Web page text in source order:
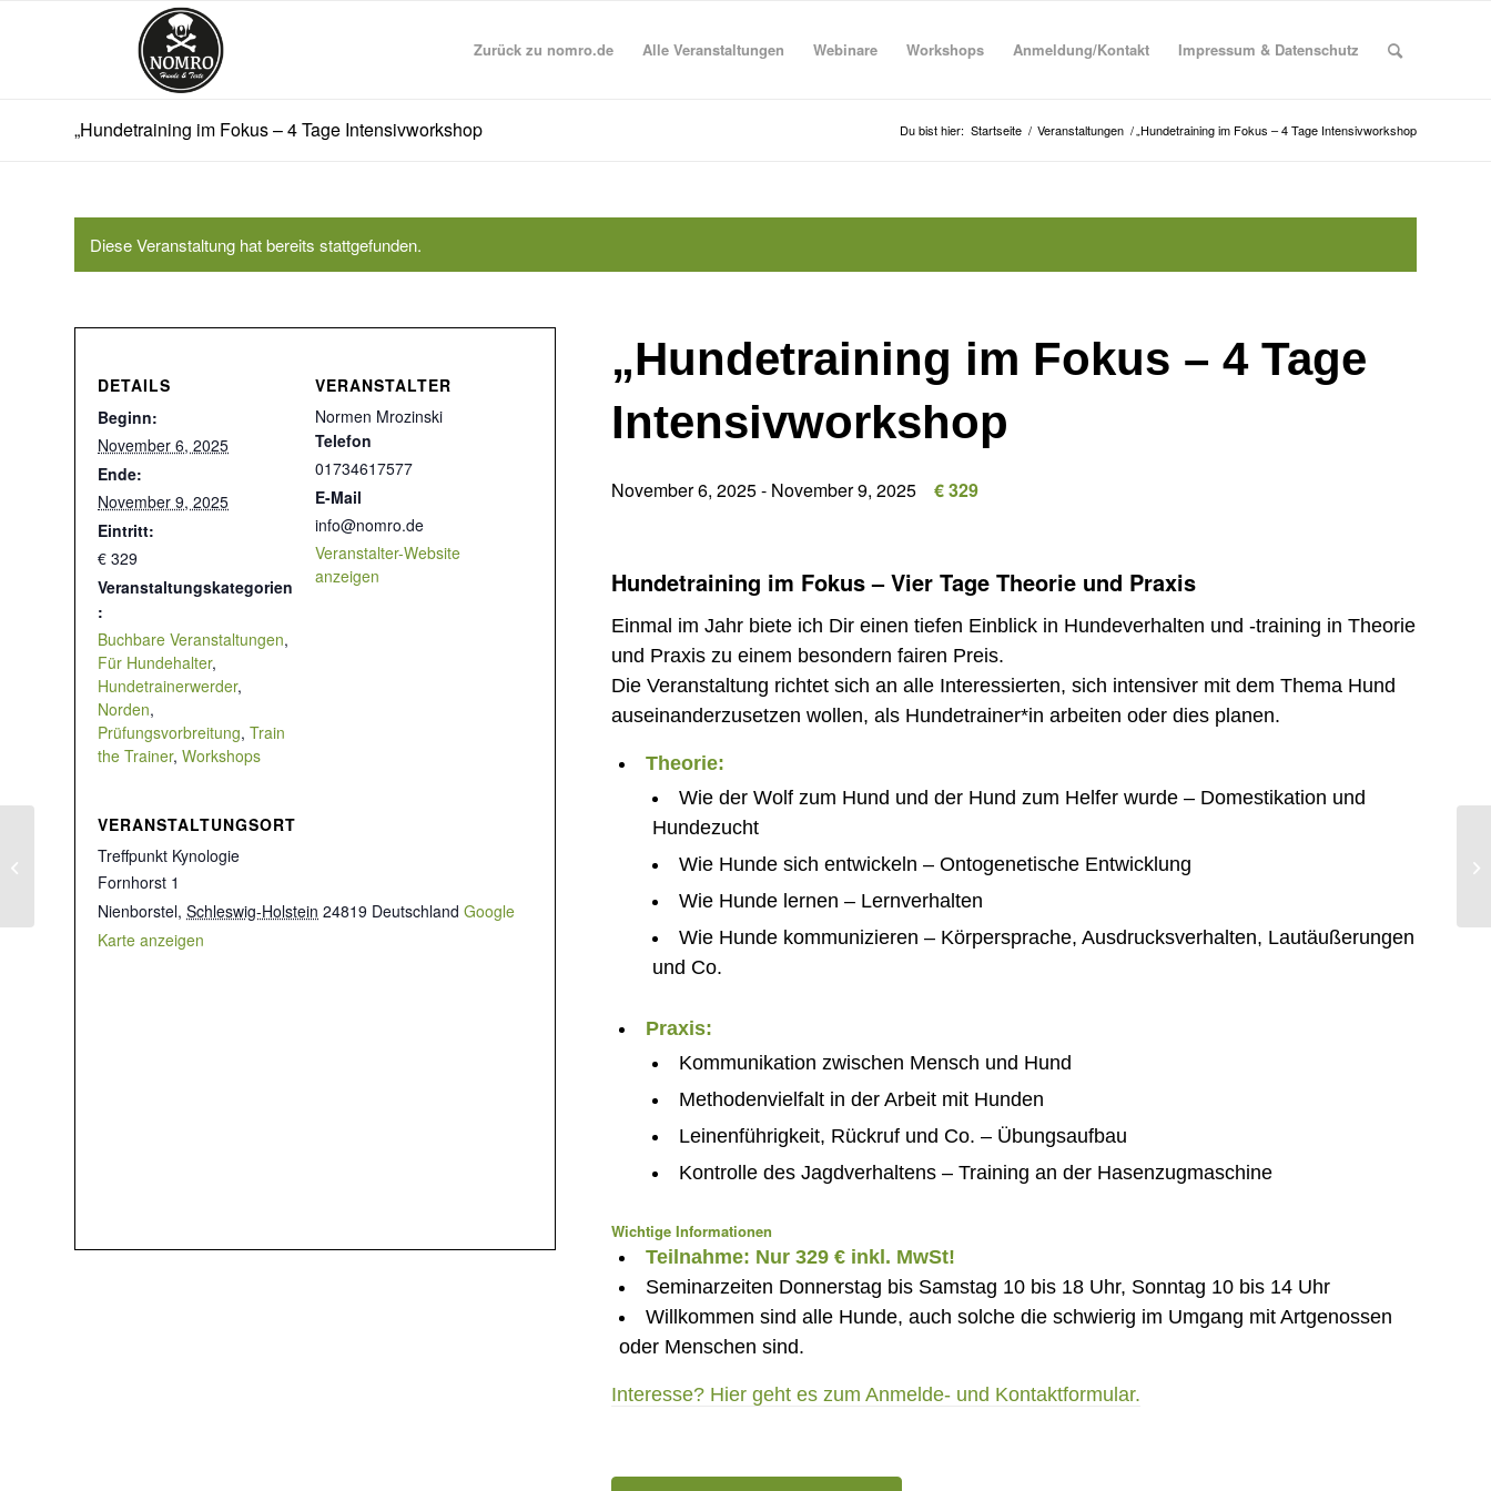
Zurück zu nomro.de Alle Veranstaltungen Webinare Workshops Anmeldung/Kontakt Impressum & Datenschutz
„Hundetraining im Fokus – 4 Tage Intensivworkshop Du bist hier: Startseite / Veranstaltungen / „Hundetraining im Fokus – 4 Tage Intensivworkshop
Diese Veranstaltung hat bereits stattgefunden.
„Hundetraining im Fokus – 4 Tage
Intensivworkshop
November 6, 2025- November 9, 2025 € 329
Hundetraining im Fokus – Vier Tage Theorie und Praxis
Einmal im Jahr biete ich Dir einen tiefen Einblick in Hundeverhalten und -training in Theorie
und Praxis zu einem besondern fairen Preis.
Die Veranstaltung richtet sich an alle Interessierten, sich intensiver mit dem Thema Hund
auseinanderzusetzen wollen, als Hundetrainer*in arbeiten oder dies planen.
Theorie:
Wie der Wolf zum Hund und der Hund zum Helfer wurde – Domestikation und
Hundezucht
Wie Hunde sich entwickeln – Ontogenetische Entwicklung
Wie Hunde lernen – Lernverhalten
Wie Hunde kommunizieren – Körpersprache, Ausdrucksverhalten, Lautäußerungen
und Co.
Praxis:
Kommunikation zwischen Mensch und Hund
Methodenvielfalt in der Arbeit mit Hunden
Leinenführigkeit, Rückruf und Co. – Übungsaufbau
Kontrolle des Jagdverhaltens – Training an der Hasenzugmaschine
Wichtige Informationen
Teilnahme: Nur 329 € inkl. MwSt!
Seminarzeiten Donnerstag bis Samstag 10 bis 18 Uhr, Sonntag 10 bis 14 Uhr
Willkommen sind alle Hunde, auch solche die schwierig im Umgang mit Artgenossen
oder Menschen sind.
Interesse? Hier geht es zum Anmelde- und Kontaktformular.
DETAILS
Beginn:
November 6, 2025
Ende:
November 9, 2025
Eintritt:
€ 329
Veranstaltungskategorien
:
Buchbare Veranstaltungen,
Für Hundehalter,
Hundetrainerwerder,
Norden,
Prüfungsvorbreitung, Train
the Trainer, Workshops
VERANSTALTER
Normen Mrozinski
Telefon
01734617577
E-Mail
info@nomro.de
Veranstalter-Website
anzeigen
VERANSTALTUNGSORT
Treffpunkt Kynologie
Fornhorst 1
Nienborstel, Schleswig-Holstein 24819 Deutschland Google
Karte anzeigen
3-teilige Webinarreihe
„Aggressionsverhalten beim Hund“